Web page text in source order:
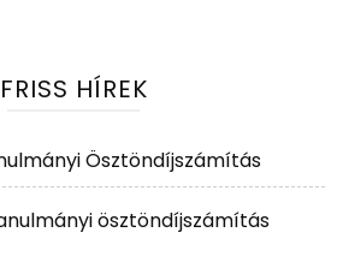
FRISS HÍREK
Ösztöndíjszámítás
ösztöndíjszámítás